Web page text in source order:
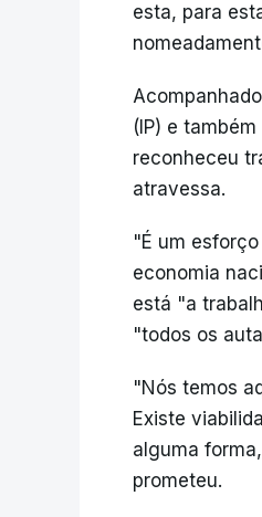
esta, para
(IP) e
reconheceu
atravessa.
"É um
economia
está "a
"todos os
"Nós temos
Existe
alguma
prometeu.